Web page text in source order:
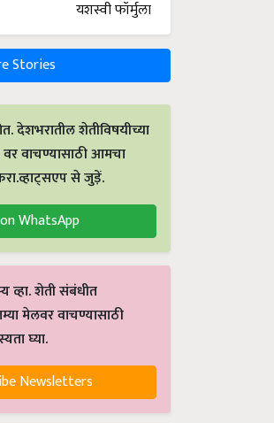
Stories
देशभरातील शेतीविषयीच्या
वर वाचण्यासाठी आमचा
से जुड़ें.
WhatsApp
शेती संबंधीत
मेलवर वाचण्यासाठी
घ्या.
Newsletters